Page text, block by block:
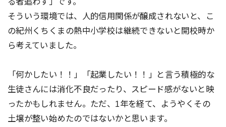
そういう環境では、人的信用関係が醸成されないと、こ
の紀州くちくまの熱中小学校は継続できないと開校時か
ら考えていました。
「何かしたい！！」「起業したい！！」と言う積極的な
生徒さんには消化不良だったり、スピード感がないと映
ったかもしれません。ただ、1年を経て、ようやくその
土壌が整い始めたのではないかと思います。